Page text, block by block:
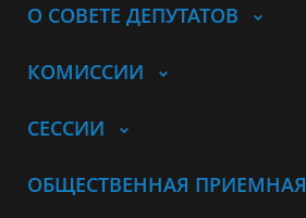
О СОВЕТЕ ДЕПУТАТОВ
КОМИССИИ
СЕССИИ
ОБЩЕСТВЕННАЯ ПРИЕМНАЯ